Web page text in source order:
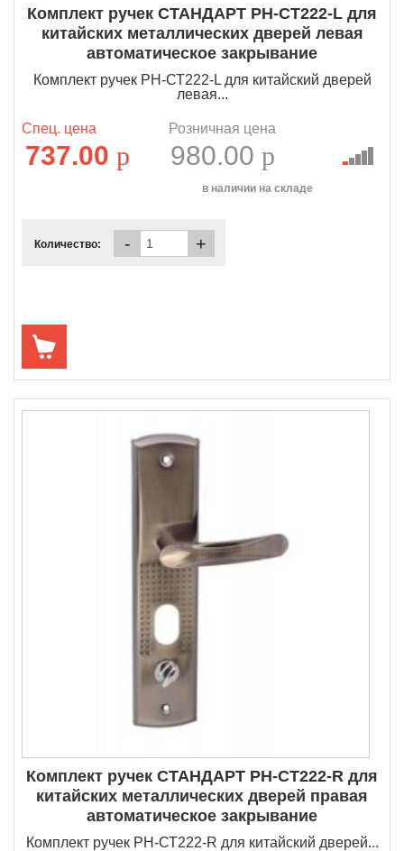
Комплект ручек СТАНДАРТ РН-СТ222-L для
китайских металлических дверей левая
автоматическое закрывание
Комплект ручек РН-СТ222-L для китайский дверей
левая...
Спец. цена
737.00 p
Розничная цена
980.00 p
в наличии на складе
Количество: - +
Комплект ручек СТАНДАРТ РН-СТ222-R для
китайских металлических дверей правая
автоматическое закрывание
Комплект ручек РН-СТ222-R для китайский дверей...